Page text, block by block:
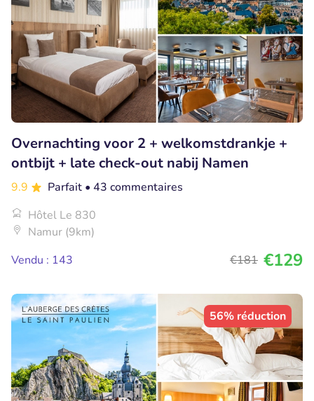
Overnachting voor 2 + welkomstdrankje +
ontbijt + late check-out nabij Namen
9.9 Parfait • 43 commentaires
Hôtel Le 830
Namur (9km)
Vendu : 143
€181 €129
56% réduction